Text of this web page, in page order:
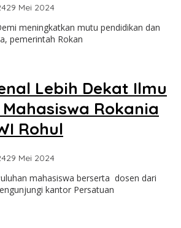
29 Mei 2024oleh
meningkatkan mutu pendidikan dan
pemerintah Rokan
Lebih Dekat Ilmu
Rokania
Rohul
29 Mei 2024oleh
mahasiswa berserta dosen dari
kantor Persatuan